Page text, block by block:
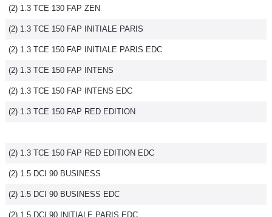
(2) 1.3 TCE 130 FAP ZEN
(2) 1.3 TCE 150 FAP INITIALE PARIS
(2) 1.3 TCE 150 FAP INITIALE PARIS EDC
(2) 1.3 TCE 150 FAP INTENS
(2) 1.3 TCE 150 FAP INTENS EDC
(2) 1.3 TCE 150 FAP RED EDITION
(2) 1.3 TCE 150 FAP RED EDITION EDC
(2) 1.5 DCI 90 BUSINESS
(2) 1.5 DCI 90 BUSINESS EDC
(2) 1.5 DCI 90 INITIALE PARIS EDC